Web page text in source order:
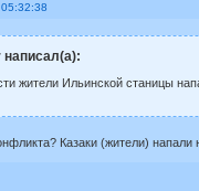
написал(а):
жители Ильинской станицы
Казаки (жители) напали